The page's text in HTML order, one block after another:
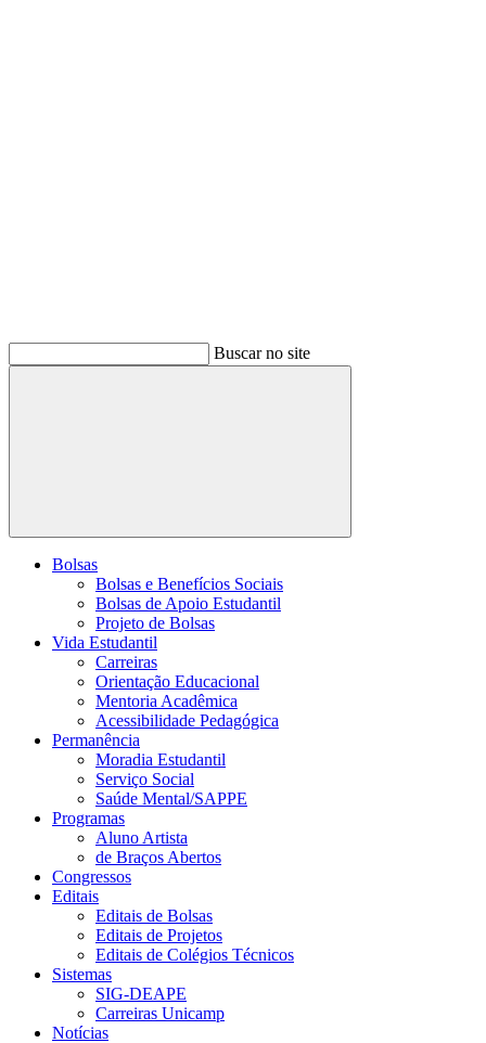
Buscar no site
Buscar
Bolsas
Bolsas e Benefícios Sociais
Bolsas de Apoio Estudantil
Projeto de Bolsas
Vida Estudantil
Carreiras
Orientação Educacional
Mentoria Acadêmica
Acessibilidade Pedagógica
Permanência
Moradia Estudantil
Serviço Social
Saúde Mental/SAPPE
Programas
Aluno Artista
de Braços Abertos
Congressos
Editais
Editais de Bolsas
Editais de Projetos
Editais de Colégios Técnicos
Sistemas
SIG-DEAPE
Carreiras Unicamp
Notícias